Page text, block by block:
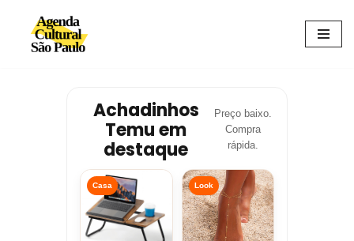
Avançar
Achadinhos
Temu em
destaque
Preço baixo.
Compra
rápida.
Casa Look